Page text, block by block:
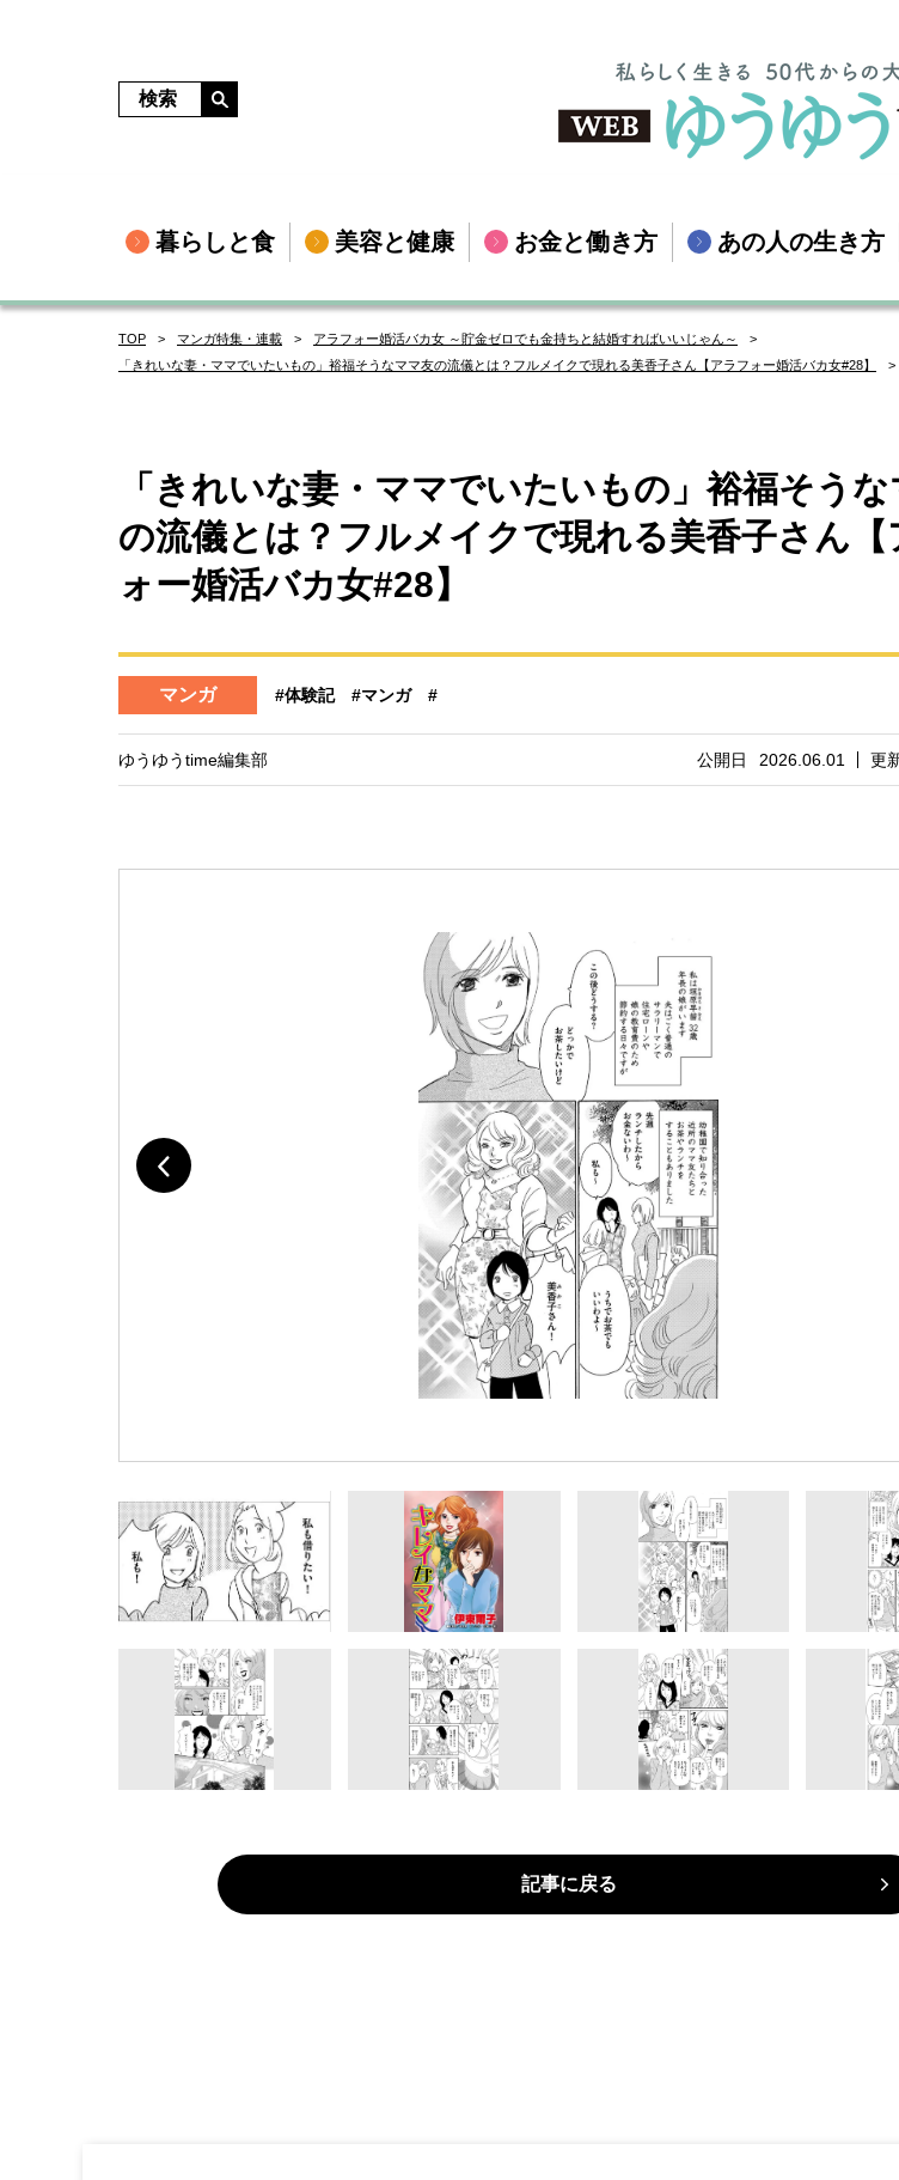
暮らしと食 美容と健康 お金と働き方 あの人の生き方
TOP マンガ特集・連載
アラフォー婚活バカ女 ～貯金ゼロでも金持ちと結婚すればいいじゃん～
「きれいな妻・ママでいたいもの」裕福そうなママ友の流儀とは？フルメイクで現れる美香子さん【アラフォー婚活バカ女#28】
「きれいな妻・ママでいたいもの」裕福そう
の流儀とは？フルメイクで現れる美香子さん【
ォー婚活バカ女#28】
マンガ #体験記 #マンガ #
公開日 2026.06.01 更
ゆうゆうtime編集部
記事に戻る